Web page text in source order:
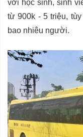
với học sinh, sinh
từ 900k - 5 triệu,
bao nhiêu người.